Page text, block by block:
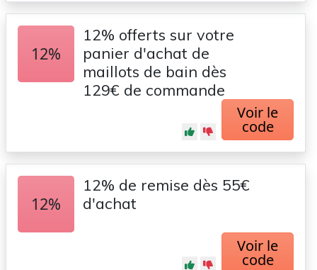
12%
12% offerts sur votre
panier d'achat de
maillots de bain dès
129€ de commande
Voir le
code
12%
12% de remise dès 55€
d'achat
Voir le
code